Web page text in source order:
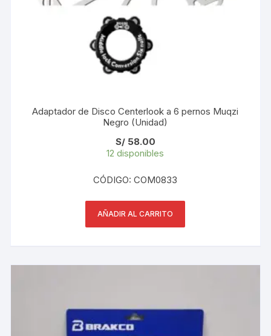
Adaptador de Disco Centerlook a 6 pernos Muqzi
Negro (Unidad)
S/58.00
12 disponibles
CÓDIGO: COM0833
AÑADIR AL CARRITO